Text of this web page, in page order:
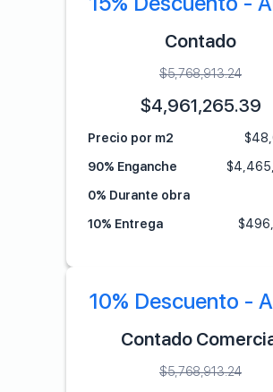
Contado
$5,768,913.24
$4,961,265.39
Precio por m2 $
90% Enganche
$
0% Durante obra
10% Entrega
$
10% Descuento -
Contado
$5,768,913.24